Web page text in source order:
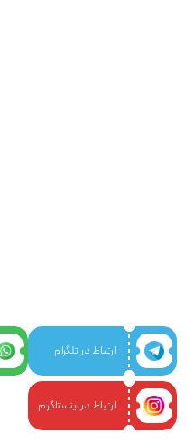
ارتباط در تلگرام
ارتباط در اینستاگرام